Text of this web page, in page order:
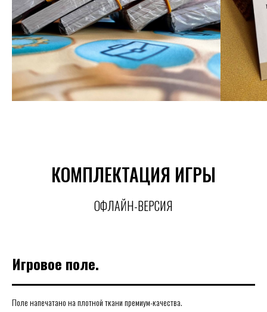
КОМПЛЕКТАЦИЯ ИГРЫ
ОФЛАЙН-ВЕРСИЯ
Игровое поле.
Поле напечатано на плотной ткани премиум-качества.